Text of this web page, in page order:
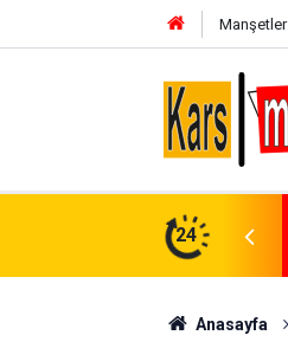
Manşetler
24
Anasayfa